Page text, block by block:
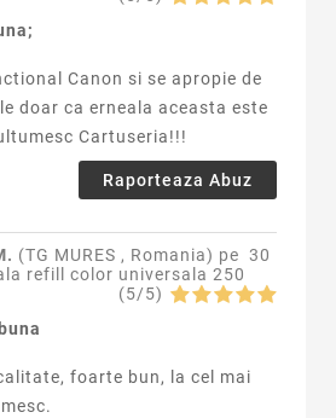
Canon si se apropie de
doar ca erneala aceasta este
Cartuseria!!!
Raporteaza Abuz
(TG MURES , Romania) pe 30
refill color universala 250
(5/5)
foarte bun, la cel mai